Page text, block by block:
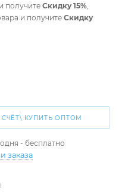
получитеСкидку 15%
и получитеСкидку
КУПИТЬ ОПТОМ
- бесплатно
заказа